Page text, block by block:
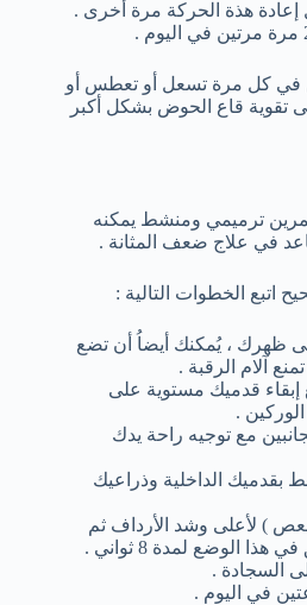
في كل مرة تسعل أو تعطس أو
تقوية قاع الحوض بشكل أكبر
ترميمي ومنشط يمكنه
في علاج ضعف المثانة .
اتبع الخطوات التالية :
ظهرك ، يُمكنك أيضاُ أن تضع
آلام الرقبة .
إبقاء قدميك مستوية على
.
مع توجيه راحة يدك
بقدميك الداخلية وذراعيك
) لأعلى وشد الأرداف ثم
الوضع لمدة 8 ثواني .
السجادة .